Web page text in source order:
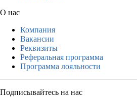
О нас
Компания
Вакансии
Реквизиты
Реферальная программа
Программа лояльности
Подписывайтесь на нас